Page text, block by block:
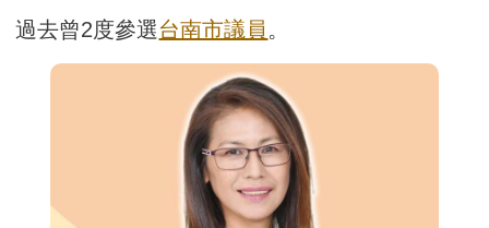
過去曾2度參選台南市議員 。